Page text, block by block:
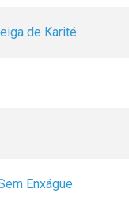
de Karité
Enxágue